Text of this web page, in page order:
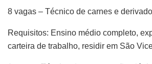
8 vagas – Técnico de carnes e
Requisitos: Ensino médio completo,
carteira de trabalho, residir em São